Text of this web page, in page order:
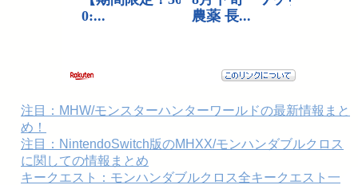
注目：MHW/モンスターハンターワールドの最新情報まと
め！
注目：NintendoSwitch版のMHXX/モンハンダブルクロス
に関しての情報まとめ
キークエスト：モンハンダブルクロス全キークエスト一